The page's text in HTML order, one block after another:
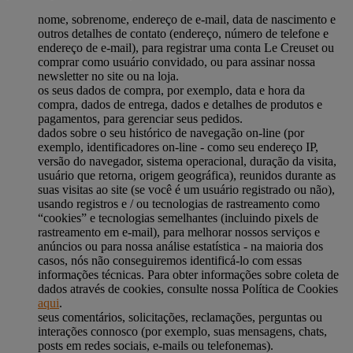
nome, sobrenome, endereço de e-mail, data de nascimento e
outros detalhes de contato (endereço, número de telefone e
endereço de e-mail), para registrar uma conta Le Creuset ou
comprar como usuário convidado, ou para assinar nossa
newsletter no site ou na loja.
os seus dados de compra, por exemplo, data e hora da
compra, dados de entrega, dados e detalhes de produtos e
pagamentos, para gerenciar seus pedidos.
dados sobre o seu histórico de navegação on-line (por
exemplo, identificadores on-line - como seu endereço IP,
versão do navegador, sistema operacional, duração da visita,
usuário que retorna, origem geográfica), reunidos durante as
suas visitas ao site (se você é um usuário registrado ou não),
usando registros e / ou tecnologias de rastreamento como
“cookies” e tecnologias semelhantes (incluindo pixels de
rastreamento em e-mail), para melhorar nossos serviços e
anúncios ou para nossa análise estatística - na maioria dos
casos, nós não conseguiremos identificá-lo com essas
informações técnicas. Para obter informações sobre coleta de
dados através de cookies, consulte nossa Política de Cookies
aqui.
seus comentários, solicitações, reclamações, perguntas ou
interações connosco (por exemplo, suas mensagens, chats,
posts em redes sociais, e-mails ou telefonemas).